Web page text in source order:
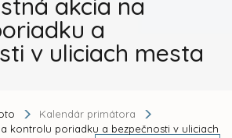
akcia na
a
v uliciach mesta
Kalendár primátora
kontrolu poriadku a bezpečnosti v uliciach